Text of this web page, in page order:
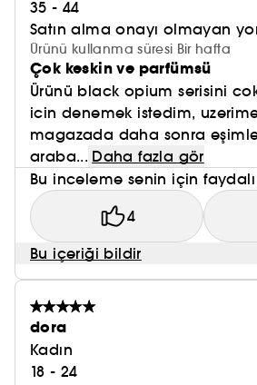
35 - 44
Satın alma onayı olmayan
Ürünü kullanma süresi Bir hafta
Çok keskin ve parfümsü
Ürünü black opium serisini
icin denemek istedim, uzerime
magazada daha sonra
araba... Daha fazla gör
Bu inceleme senin için
4
Bu içeriği bildir
dora
Kadın
18 - 24